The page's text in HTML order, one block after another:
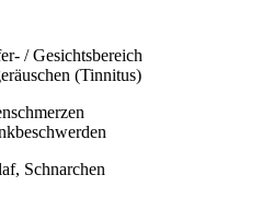
/ Gesichtsbereich
(Tinnitus)
Schnarchen